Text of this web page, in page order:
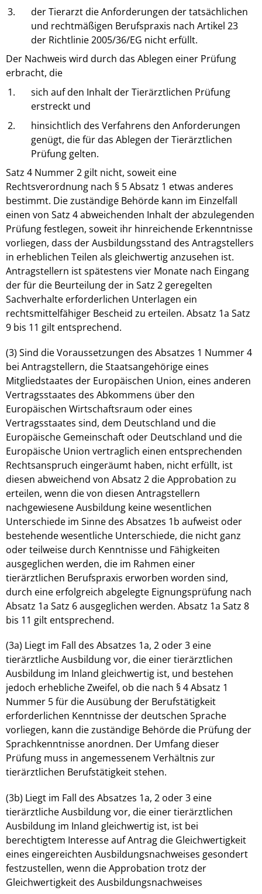
3.
der Tierarzt die Anforderungen der tatsächlichen
und rechtmäßigen Berufspraxis nach Artikel 23
der Richtlinie 2005/36/EG nicht erfüllt.
Der Nachweis wird durch das Ablegen einer Prüfung
erbracht, die
1.
sich auf den Inhalt der Tierärztlichen Prüfung
erstreckt und
2.
hinsichtlich des Verfahrens den Anforderungen
genügt, die für das Ablegen der Tierärztlichen
Prüfung gelten.
Satz 4 Nummer 2 gilt nicht, soweit eine
Rechtsverordnung nach § 5 Absatz 1 etwas anderes
bestimmt. Die zuständige Behörde kann im Einzelfall
einen von Satz 4 abweichenden Inhalt der abzulegenden
Prüfung festlegen, soweit ihr hinreichende Erkenntnisse
vorliegen, dass der Ausbildungsstand des Antragstellers
in erheblichen Teilen als gleichwertig anzusehen ist.
Antragstellern ist spätestens vier Monate nach Eingang
der für die Beurteilung der in Satz 2 geregelten
Sachverhalte erforderlichen Unterlagen ein
rechtsmittelfähiger Bescheid zu erteilen. Absatz 1a Satz
9 bis 11 gilt entsprechend.
(3) Sind die Voraussetzungen des Absatzes 1 Nummer 4
bei Antragstellern, die Staatsangehörige eines
Mitgliedstaates der Europäischen Union, eines anderen
Vertragsstaates des Abkommens über den
Europäischen Wirtschaftsraum oder eines
Vertragsstaates sind, dem Deutschland und die
Europäische Gemeinschaft oder Deutschland und die
Europäische Union vertraglich einen entsprechenden
Rechtsanspruch eingeräumt haben, nicht erfüllt, ist
diesen abweichend von Absatz 2 die Approbation zu
erteilen, wenn die von diesen Antragstellern
nachgewiesene Ausbildung keine wesentlichen
Unterschiede im Sinne des Absatzes 1b aufweist oder
bestehende wesentliche Unterschiede, die nicht ganz
oder teilweise durch Kenntnisse und Fähigkeiten
ausgeglichen werden, die im Rahmen einer
tierärztlichen Berufspraxis erworben worden sind,
durch eine erfolgreich abgelegte Eignungsprüfung nach
Absatz 1a Satz 6 ausgeglichen werden. Absatz 1a Satz 8
bis 11 gilt entsprechend.
(3a) Liegt im Fall des Absatzes 1a, 2 oder 3 eine
tierärztliche Ausbildung vor, die einer tierärztlichen
Ausbildung im Inland gleichwertig ist, und bestehen
jedoch erhebliche Zweifel, ob die nach § 4 Absatz 1
Nummer 5 für die Ausübung der Berufstätigkeit
erforderlichen Kenntnisse der deutschen Sprache
vorliegen, kann die zuständige Behörde die Prüfung der
Sprachkenntnisse anordnen. Der Umfang dieser
Prüfung muss in angemessenem Verhältnis zur
tierärztlichen Berufstätigkeit stehen.
(3b) Liegt im Fall des Absatzes 1a, 2 oder 3 eine
tierärztliche Ausbildung vor, die einer tierärztlichen
Ausbildung im Inland gleichwertig ist, ist bei
berechtigtem Interesse auf Antrag die Gleichwertigkeit
eines eingereichten Ausbildungsnachweises gesondert
festzustellen, wenn die Approbation trotz der
Gleichwertigkeit des Ausbildungsnachweises